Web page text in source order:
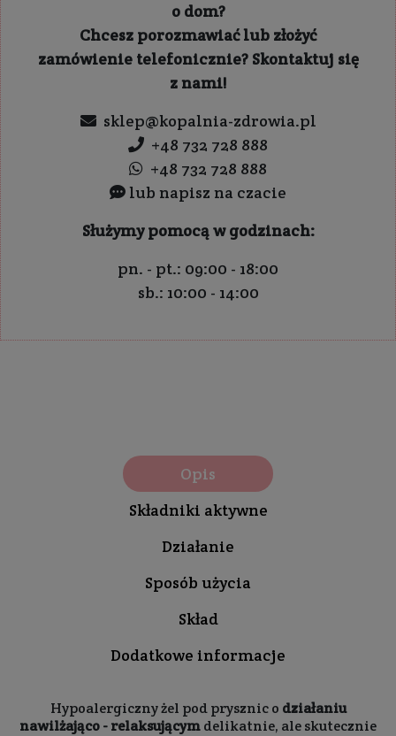
o dom?
Chcesz porozmawiać lub złożyć
zamówienie telefonicznie? Skontaktuj się
z nami!
sklep@kopalnia-zdrowia.pl
+48 732 728 888
+48 732 728 888
lub napisz na czacie
Służymy pomocą w godzinach:
pn. - pt.: 09:00 - 18:00
sb.: 10:00 - 14:00
Opis
Składniki aktywne
Działanie
Sposób użycia
Skład
Dodatkowe informacje
Hypoalergiczny żel pod prysznic o działaniu
nawilżająco - relaksującymdelikatnie, ale skutecznie